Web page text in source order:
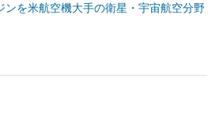
ンを米航空機大手の衛星・宇宙航空分野